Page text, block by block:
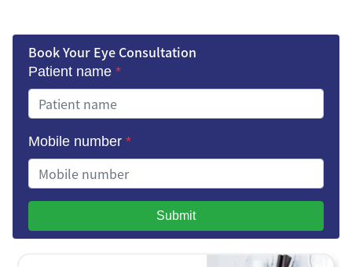
Book Your Eye Consultation
Patient name *
Mobile number *
Submit